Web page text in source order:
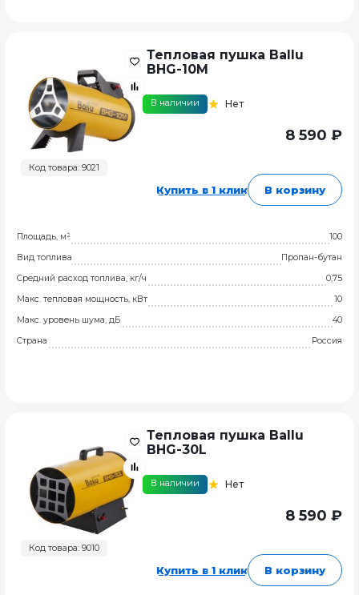
Код товара: 9021
Тепловая пушка Ballu
BHG-10M
В наличии Нет
8 590 ₽
Купить в 1 клик В корзину
Площадь, м²
100
Вид топлива
Пропан-бутан
Средний расход топлива, кг/ч
0,75
Макс. тепловая мощность, кВт
10
Макс. уровень шума, дБ
40
Страна
Россия
Код товара: 9010
Тепловая пушка Ballu
BHG-30L
В наличии Нет
8 590 ₽
Купить в 1 клик В корзину